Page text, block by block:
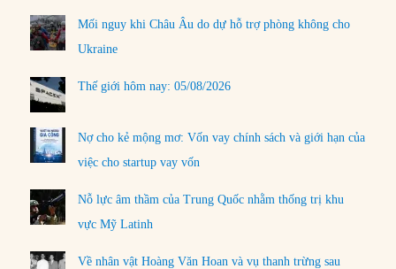
Mối nguy khi Châu Âu do dự hỗ trợ phòng không cho
Ukraine
Thế giới hôm nay: 05/08/2026
Nợ cho kẻ mộng mơ: Vốn vay chính sách và giới hạn của
việc cho startup vay vốn
Nỗ lực âm thầm của Trung Quốc nhằm thống trị khu
vực Mỹ Latinh
Về nhân vật Hoàng Văn Hoan và vụ thanh trừng sau